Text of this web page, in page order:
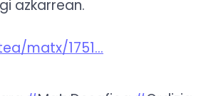
azkarrean.
matx/1751